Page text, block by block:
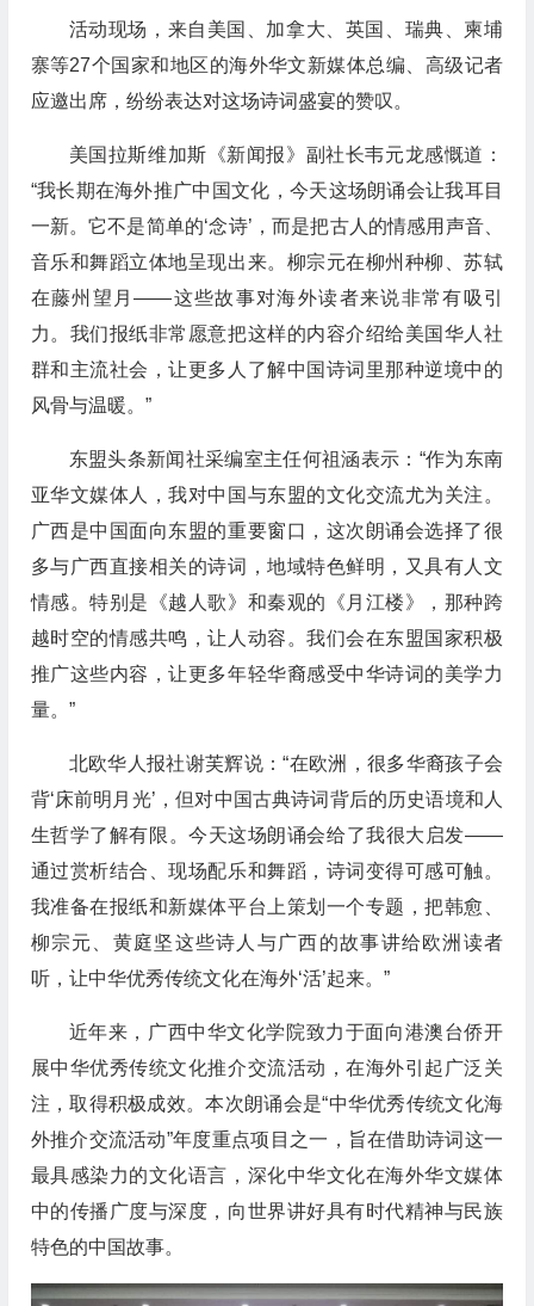
活动现场，来自美国、加拿大、英国、瑞典、柬埔
寨等27个国家和地区的海外华文新媒体总编、高级记者
应邀出席，纷纷表达对这场诗词盛宴的赞叹。
美国拉斯维加斯《新闻报》副社长韦元龙感慨道：
“我长期在海外推广中国文化，今天这场朗诵会让我耳目
一新。它不是简单的‘念诗’，而是把古人的情感用声音、
音乐和舞蹈立体地呈现出来。柳宗元在柳州种柳、苏轼
在藤州望月——这些故事对海外读者来说非常有吸引
力。我们报纸非常愿意把这样的内容介绍给美国华人社
群和主流社会，让更多人了解中国诗词里那种逆境中的
风骨与温暖。”
东盟头条新闻社采编室主任何祖涵表示：“作为东南
亚华文媒体人，我对中国与东盟的文化交流尤为关注。
广西是中国面向东盟的重要窗口，这次朗诵会选择了很
多与广西直接相关的诗词，地域特色鲜明，又具有人文
情感。特别是《越人歌》和秦观的《月江楼》，那种跨
越时空的情感共鸣，让人动容。我们会在东盟国家积极
推广这些内容，让更多年轻华裔感受中华诗词的美学力
量。”
北欧华人报社谢芙辉说：“在欧洲，很多华裔孩子会
背‘床前明月光’，但对中国古典诗词背后的历史语境和人
生哲学了解有限。今天这场朗诵会给了我很大启发——
通过赏析结合、现场配乐和舞蹈，诗词变得可感可触。
我准备在报纸和新媒体平台上策划一个专题，把韩愈、
柳宗元、黄庭坚这些诗人与广西的故事讲给欧洲读者
听，让中华优秀传统文化在海外‘活’起来。”
近年来，广西中华文化学院致力于面向港澳台侨开
展中华优秀传统文化推介交流活动，在海外引起广泛关
注，取得积极成效。本次朗诵会是“中华优秀传统文化海
外推介交流活动”年度重点项目之一，旨在借助诗词这一
最具感染力的文化语言，深化中华文化在海外华文媒体
中的传播广度与深度，向世界讲好具有时代精神与民族
特色的中国故事。